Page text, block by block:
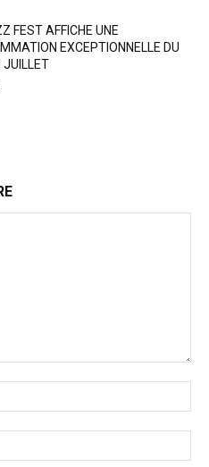
FEST AFFICHE UNE
EXCEPTIONNELLE DU
:*
:*